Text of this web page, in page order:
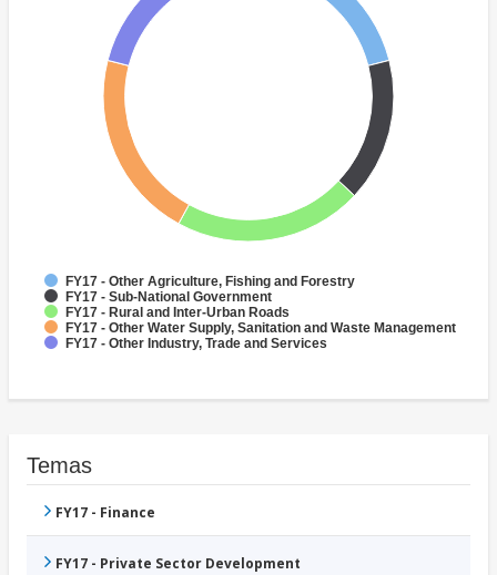
FY17 - Other Agriculture, Fishing and Forestry
FY17 - Sub-National Government
FY17 - Rural and Inter-Urban Roads
FY17 - Other Water Supply, Sanitation and Waste Management
FY17 - Other Industry, Trade and Services
Temas
FY17 - Finance
FY17 - Private Sector Development